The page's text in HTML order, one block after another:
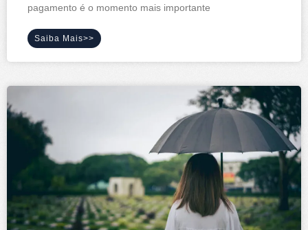
pagamento é o momento mais importante
Saiba Mais>>